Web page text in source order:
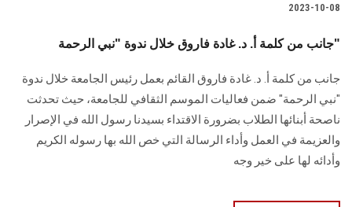
2023-10-08
جانب من كلمة أ. د. غادة فاروق خلال ندوة "نبي الرحمة"
جانب من كلمة أ. د. غادة فاروق القائم بعمل رئيس الجامعة خلال ندوة
"نبي الرحمة" ضمن فعاليات الموسم الثقافي للجامعة، حيث تحدثت
ناصحة أبنائها الطلاب بضرورة الاقتداء بسيدنا رسول الله في الإصرار
والعزيمة في العمل وأداء الرسالة التي خص الله بها رسوله الكريم
وأدائه لها على خير وجه